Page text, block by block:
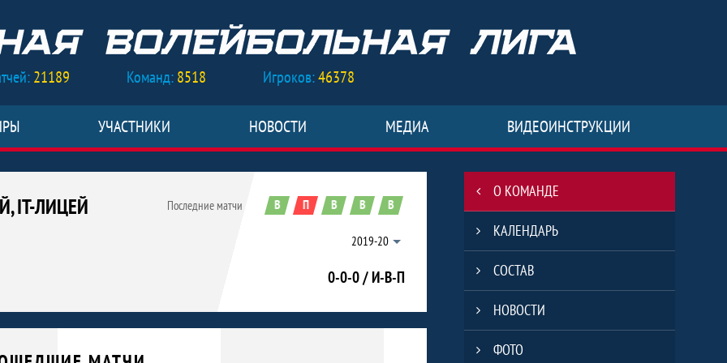
21189 Команд:8518 Игроков:46378
УЧАСТНИКИ НОВОСТИ МЕДИА ВИДЕОИНСТРУКЦИИ
IT-ЛИЦЕЙ
Последние матчи В П В В В
2019-20
0-0-0 / И-В-П
КФУ
О КОМАНДЕ
КАЛЕНДАРЬ
СОСТАВ
НОВОСТИ
ФОТО